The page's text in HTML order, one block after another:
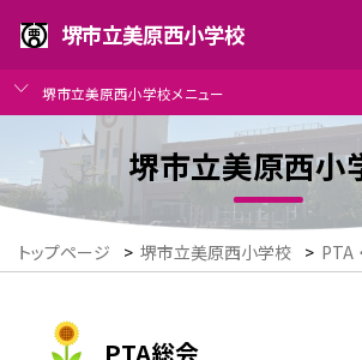
堺市立美原西小学校
堺市立美原西小学校メニュー
堺市立美原西小
トップページ > 堺市立美原西小学校 > PTA
PTA総会